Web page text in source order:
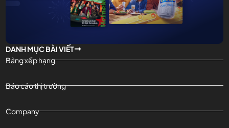
DANH MỤC BÀI VIẾT
Bảng xếp hạng
Báo cáo thị trường
Company